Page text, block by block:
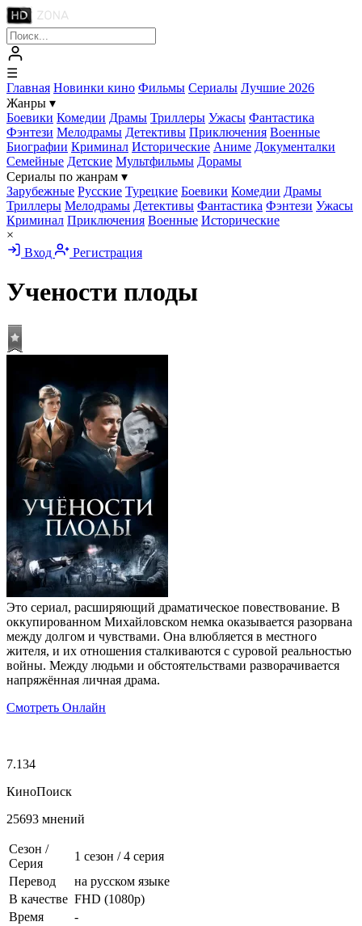
☰
Главная Новинки кино Фильмы Сериалы Лучшие 2026
Жанры ▾
Боевики Комедии Драмы Триллеры Ужасы Фантастика
Фэнтези Мелодрамы Детективы Приключения Военные
Биографии Криминал Исторические Аниме Документалки
Семейные Детские Мультфильмы Дорамы
Сериалы по жанрам ▾
Зарубежные Русские Турецкие Боевики Комедии Драмы
Триллеры Мелодрамы Детективы Фантастика Фэнтези Ужасы
Криминал Приключения Военные Исторические
×
Вход
Регистрация
Учености плоды
Это сериал, расширяющий драматическое повествование. В
оккупированном Михайловском немка оказывается разорвана
между долгом и чувствами. Она влюбляется в местного
жителя, и их отношения сталкиваются с суровой реальностью
войны. Между людьми и обстоятельствами разворачивается
напряжённая личная драма.
Смотреть Онлайн
7.134
КиноПоиск
25693 мнений
Сезон /
Серия
1 сезон /4 серия
Перевод
на русском языке
В качестве FHD (1080p)
Время
-